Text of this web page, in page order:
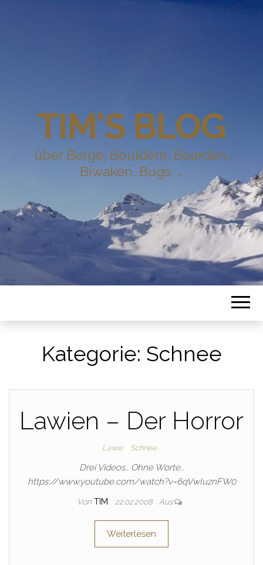
TIM'S BLOG
über Berge, Bouldern, Boarden,
Biwaken, Bugs, …
Kategorie: Schnee
Lawien – Der Horror
Lawie Schnee
Drei Videos… Ohne Worte…
https://www.youtube.com/watch?v=6qVwIuznFW0
Von TIM 22.02.2008 Aus
Weiterlesen